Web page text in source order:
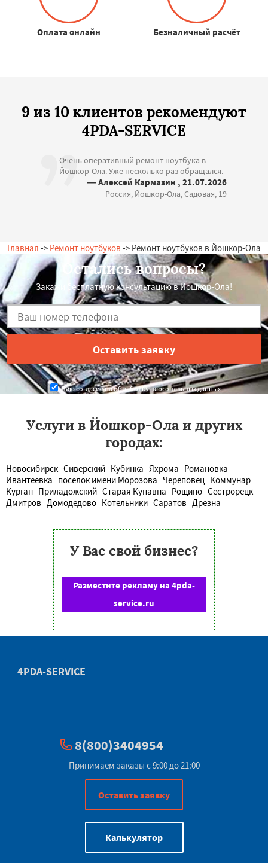
Оплата онлайн Безналичный расчёт
9 из 10 клиентов рекомендуют
4PDA-SERVICE
Очень оперативный ремонт ноутбука в
Йошкор-Ола. Уже несколько раз обращался.
— Алексей Кармазин , 21.07.2026
Россия, Йошкор-Ола, Садовая, 19
Главная -> Ремонт ноутбуков -> Ремонт ноутбуков в Йошкор-Ола
Остались вопросы?
Закажи бесплатную консультацию в Йошкор-Ола!
Даю согласие на обработку персональных данных
Услуги в Йошкор-Ола и других
городах:
Новосибирск Сиверский Кубинка Яхрома Романовка
Ивантеевка поселок имени Морозова Череповец Коммунар
Курган Приладожский Старая Купавна Рощино Сестрорецк
Дмитров Домодедово Котельники Саратов Дрезна
У Вас свой бизнес?
Разместите рекламу на 4pda-
service.ru
4PDA-SERVICE
8(800)3404954
Принимаем заказы с 9:00 до 21:00
Оставить заявку
Калькулятор